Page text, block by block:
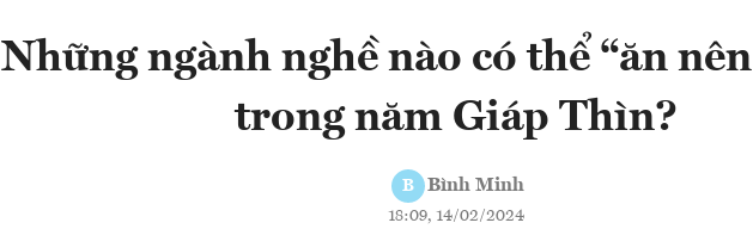
Những ngành nghề nào có thể “ăn
trong năm Giáp Thìn?
B Bình Minh
18:09, 14/02/2024